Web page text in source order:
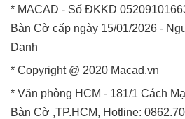
* MACAD - Số ĐKKD
Bàn Cờ cấp ngày 15/01/2026 -
Danh
* Copyright @ 2020 Macad.vn
* Văn phòng HCM - 181/1 Cách
Bàn Cờ ,TP.HCM, Hotline: